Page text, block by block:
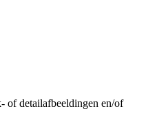
of detailafbeeldingen en/of